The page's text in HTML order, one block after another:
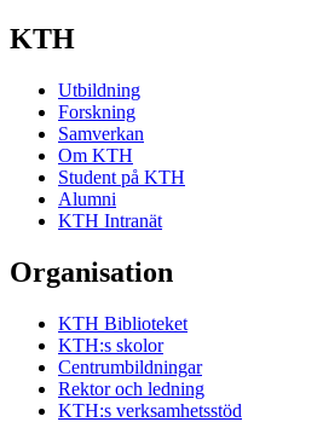
KTH
Utbildning
Forskning
Samverkan
Om KTH
Student på KTH
Alumni
KTH Intranät
Organisation
KTH Biblioteket
KTH:s skolor
Centrumbildningar
Rektor och ledning
KTH:s verksamhetsstöd